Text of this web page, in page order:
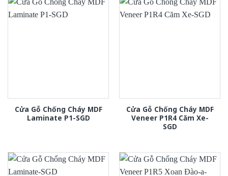
Cửa Gỗ Chống Cháy MDF
Laminate P1-SGD
Cửa Gỗ Chống Cháy MDF
Veneer P1R4 Căm Xe-
SGD